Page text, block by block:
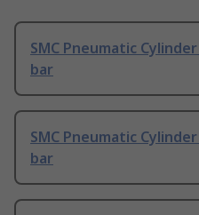
SMC Pneumatic
bar
SMC Pneumatic
bar